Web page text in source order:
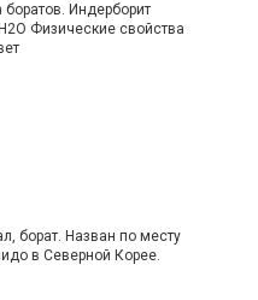
Индерборит
Физические свойства
борат. Назван по месту
в Северной Корее.